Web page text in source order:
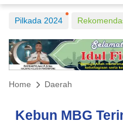
Pilkada 2024
Home Daerah
Kebun MBG